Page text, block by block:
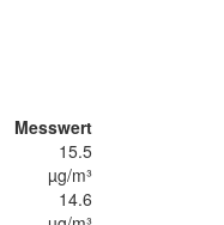
Messwert
15.5
µg/m³
14.6